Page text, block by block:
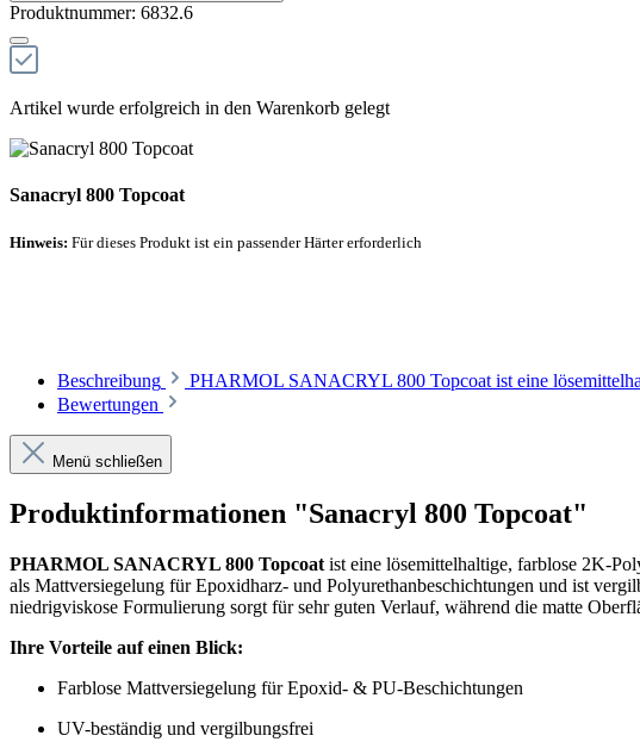
Produktnummer: 6832.6
Artikel wurde erfolgreich in den Warenkorb gelegt
Sanacryl 800 Topcoat
Hinweis: Für dieses Produkt ist ein passender Härter erforderlich
Beschreibung PHARMOL SANACRYL 800 Topcoat ist eine
Bewertungen
Menü schließen
Produktinformationen "Sanacryl 800 Topcoat"
PHARMOL SANACRYL 800 Topcoat ist eine lösemittelhaltige, farblose 2K-
als Mattversiegelung für Epoxidharz- und Polyurethanbeschichtungen und ist
niedrigviskose Formulierung sorgt für sehr guten Verlauf, während die matte
Ihre Vorteile auf einen Blick:
Farblose Mattversiegelung für Epoxid- & PU-Beschichtungen
UV-beständig und vergilbungsfrei